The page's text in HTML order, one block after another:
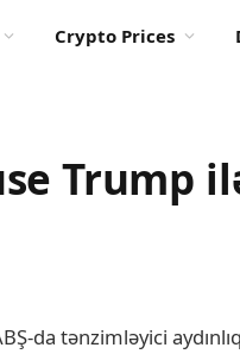
Crypto Prices
Trump
da tənzimləyici